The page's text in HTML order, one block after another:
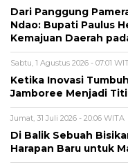
Dari Panggung
Ndao: Bupati Paulus
Kemajuan Daerah
Sabtu, 1 Agustus 2026 - 07:01
Ketika Inovasi
Jamboree Menjadi
Jumat, 31 Juli 2026 - 20:06 WITA
Di Balik Sebuah
Harapan Baru untuk